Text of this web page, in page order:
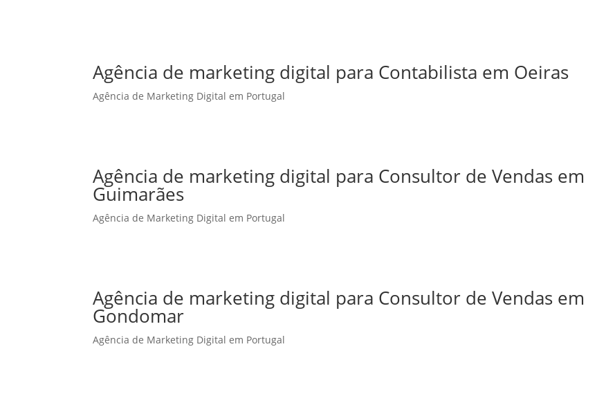
Agência de marketing digital para Contabilista em Oeiras
Agência de Marketing Digital em Portugal
Agência de marketing digital para Consultor de Vendas em
Guimarães
Agência de Marketing Digital em Portugal
Agência de marketing digital para Consultor de Vendas em
Gondomar
Agência de Marketing Digital em Portugal